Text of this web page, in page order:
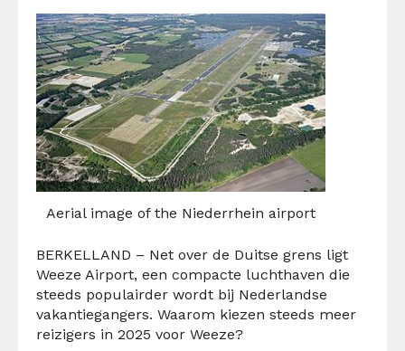
Aerial image of the Niederrhein airport
BERKELLAND – Net over de Duitse grens ligt
Weeze Airport, een compacte luchthaven die
steeds populairder wordt bij Nederlandse
vakantiegangers. Waarom kiezen steeds meer
reizigers in 2025 voor Weeze?